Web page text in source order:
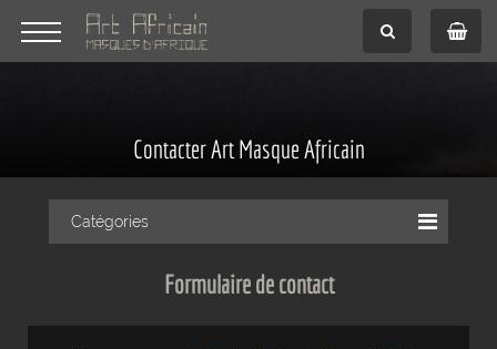
Contacter Art Masque Africain
Catégories
Formulaire de contact